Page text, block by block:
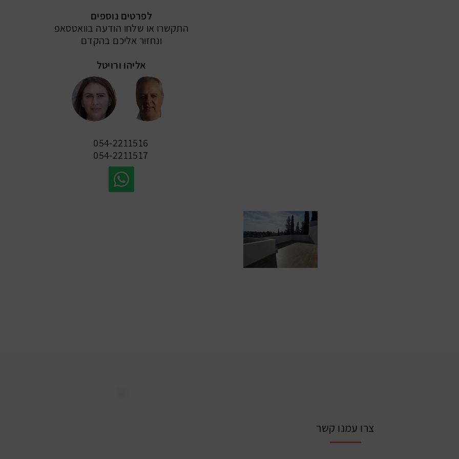
לפרטים נוספים
התקשרו או שלחו הודעה בוואטסאפ
ונחזור אליכם בהקדם
אליהו ורויטל
054-2211516
054-2211517
צרו עמנו קשר